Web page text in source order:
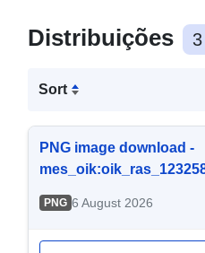
Distribuições 3
Sort
PNG image download -
PNG 6 August 2026